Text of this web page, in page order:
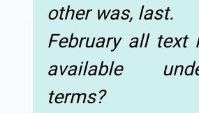
other was, last.
February all text
available
terms?